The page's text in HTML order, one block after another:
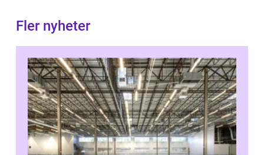
Fler nyheter